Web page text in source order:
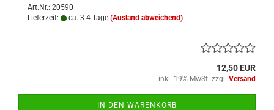
Art.Nr.: 20590
Lieferzeit:
ca. 3-4 Tage (Ausland abweichend)
12,50 EUR
inkl. 19% MwSt. zzgl. Versand
IN DEN WARENKORB